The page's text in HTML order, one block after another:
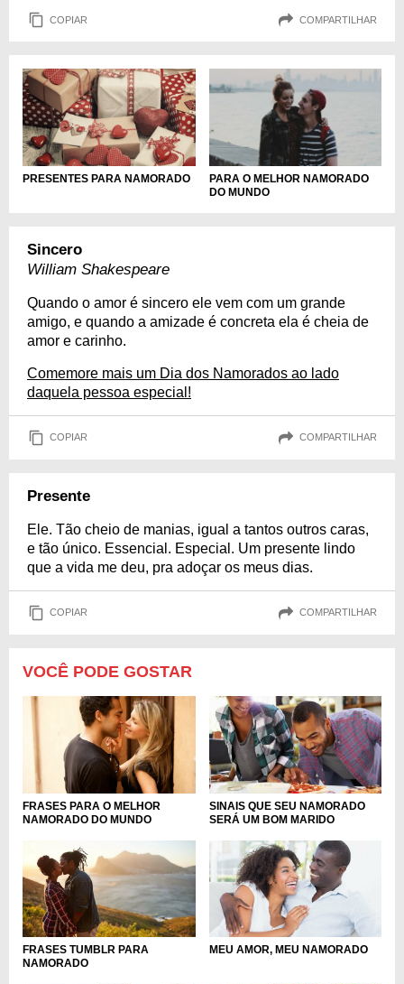
COPIAR COMPARTILHAR
PRESENTES PARA NAMORADO
PARA O MELHOR NAMORADO
DO MUNDO
Sincero
William Shakespeare
Quando o amor é sincero ele vem com um grande
amigo, e quando a amizade é concreta ela é cheia de
amor e carinho.
Comemore mais um Dia dos Namorados ao lado
daquela pessoa especial!
COPIAR COMPARTILHAR
Presente
Ele. Tão cheio de manias, igual a tantos outros caras,
e tão único. Essencial. Especial. Um presente lindo
que a vida me deu, pra adoçar os meus dias.
COPIAR COMPARTILHAR
VOCÊ PODE GOSTAR
FRASES PARA O MELHOR
NAMORADO DO MUNDO
SINAIS QUE SEU NAMORADO
SERÁ UM BOM MARIDO
FRASES TUMBLR PARA
NAMORADO
MEU AMOR, MEU NAMORADO